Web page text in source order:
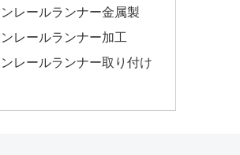
レールランナー金属製
レールランナー加工
レールランナー取り付け